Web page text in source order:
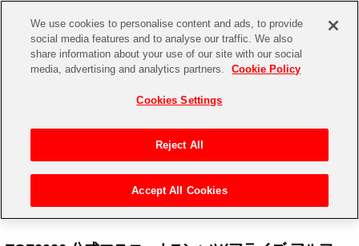
CHANNEL STORE EVENT
アイドルマスターシリーズ
アイドルマスター
イベントグッズ
トイ・ホビー
Tシャツ> TOF2026 公式マスコットTシャツ(アライズ アルフェン
We use cookies to personalise content and ads, to provide
social media features and to analyse our traffic. We also
share information about your use of our site with our social
media, advertising and analytics partners.
Cookie Policy
Cookies Settings
Reject All
Accept All Cookies